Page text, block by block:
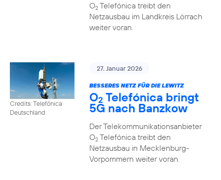
O2Telefónica treibt den
Netzausbau im Landkreis Lörrach
weiter voran.
Credits: Telefónica
Deutschland
27. Januar 2026
BESSERES NETZ FÜR DIE LEWITZ
O2 Telefónica bringt
5G nach Banzkow
Der Telekommunikationsanbieter
O2Telefónica treibt den
Netzausbau in Mecklenburg-
Vorpommern weiter voran.